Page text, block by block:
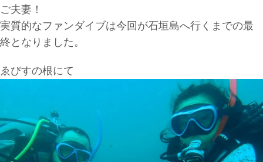
ご夫妻！
実質的なファンダイブは今回が石垣島へ行くまでの最
終となりました。
ゑびすの根にて